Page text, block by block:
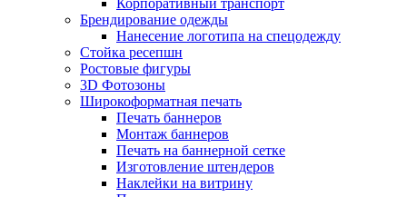
Корпоративный транспорт
Брендирование одежды
Нанесение логотипа на спецодежду
Стойка ресепшн
Ростовые фигуры
3D Фотозоны
Широкоформатная печать
Печать баннеров
Монтаж баннеров
Печать на баннерной сетке
Изготовление штендеров
Наклейки на витрину